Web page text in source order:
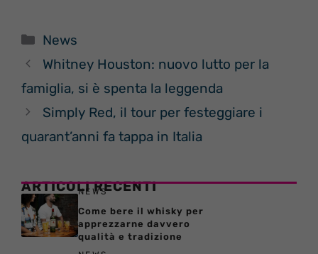
Categorie
News
Whitney Houston: nuovo lutto per la
famiglia, si è spenta la leggenda
Simply Red, il tour per festeggiare i
quarant’anni fa tappa in Italia
ARTICOLI RECENTI
NEWS
Come bere il whisky per
apprezzarne davvero
qualità e tradizione